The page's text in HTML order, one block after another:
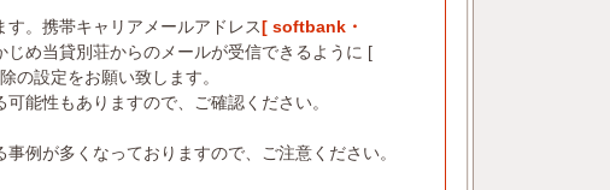
。携帯キャリアメールアドレス[ softbank・
め当貸別荘からのメールが受信できるように [
の設定をお願い致します。
能性もありますので、ご確認ください。
例が多くなっておりますので、ご注意ください。